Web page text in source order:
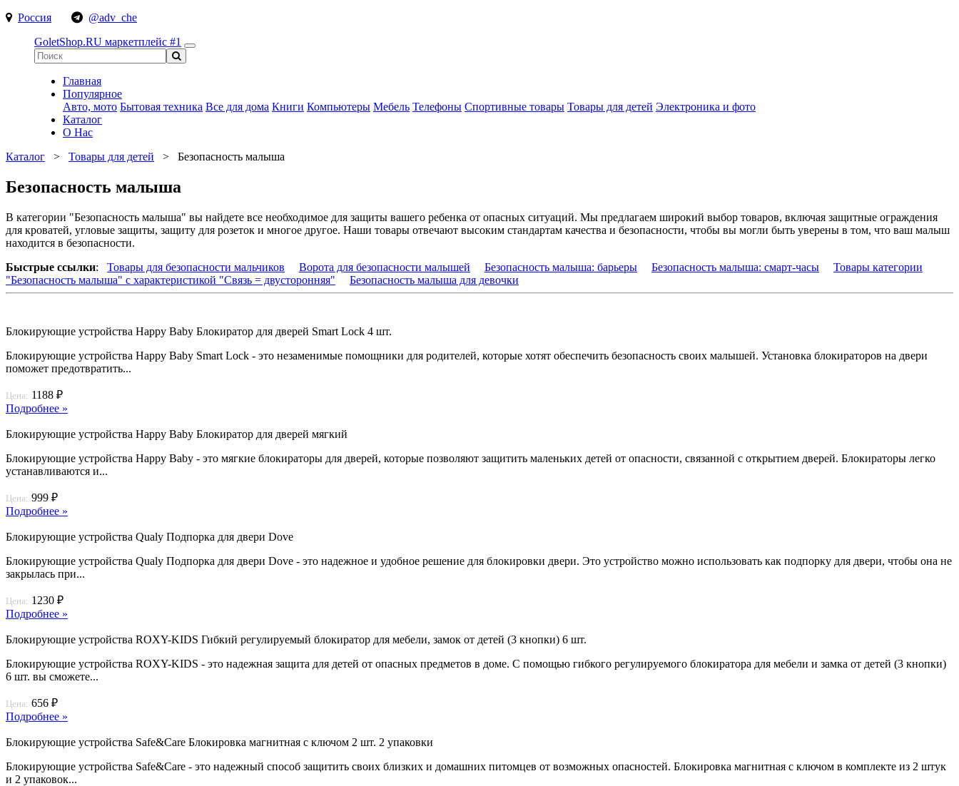
Россия
@adv_che
GoletShop.RU маркетплейс #1
Главная
Популярное
Авто, мото Бытовая техника Все для дома Книги Компьютеры Мебель Телефоны Спортивные товары Товары для детей Электроника и фото
Каталог
О Нас
Каталог > Товары для детей > Безопасность малыша
Безопасность малыша
В категории "Безопасность малыша" вы найдете все необходимое для защиты вашего ребенка от опасных ситуаций. Мы предлагаем широкий выбор товаров, включая защитные ограждения
для кроватей, угловые защиты, защиту для розеток и многое другое. Наши товары отвечают высоким стандартам качества и безопасности, чтобы вы могли быть уверены в том, что ваш малыш
находится в безопасности.
Быстрые ссылки: Товары для безопасности мальчиков Ворота для безопасности малышей Безопасность малыша: барьеры Безопасность малыша: смарт-часы
Товары категории
"Безопасность малыша" с характеристикой "Связь = двусторонняя"
Безопасность малыша для девочки
Блокирующие устройства Happy Baby Блокиратор для дверей Smart Lock 4 шт.
Блокирующие устройства Happy Baby Smart Lock - это незаменимые помощники для родителей, которые хотят обеспечить безопасность своих малышей. Установка блокираторов на двери
поможет предотвратить...
Цена: 1188 ₽
Подробнее »
Блокирующие устройства Happy Baby Блокиратор для дверей мягкий
Блокирующие устройства Happy Baby - это мягкие блокираторы для дверей, которые позволяют защитить маленьких детей от опасности, связанной с открытием дверей. Блокираторы легко
устанавливаются и...
Цена: 999 ₽
Подробнее »
Блокирующие устройства Qualy Подпорка для двери Dove
Блокирующие устройства Qualy Подпорка для двери Dove - это надежное и удобное решение для блокировки двери. Это устройство можно использовать как подпорку для двери, чтобы она не
закрылась при...
Цена: 1230 ₽
Подробнее »
Блокирующие устройства ROXY-KIDS Гибкий регулируемый блокиратор для мебели, замок от детей (3 кнопки) 6 шт.
Блокирующие устройства ROXY-KIDS - это надежная защита для детей от опасных предметов в доме. С помощью гибкого регулируемого блокиратора для мебели и замка от детей (3 кнопки)
6 шт. вы сможете...
Цена: 656 ₽
Подробнее »
Блокирующие устройства Safe&Care Блокировка магнитная с ключом 2 шт. 2 упаковки
Блокирующие устройства Safe&Care - это надежный способ защитить своих близких и домашних питомцев от возможных опасностей. Блокировка магнитная с ключом в комплекте из 2 штук
и 2 упаковок...